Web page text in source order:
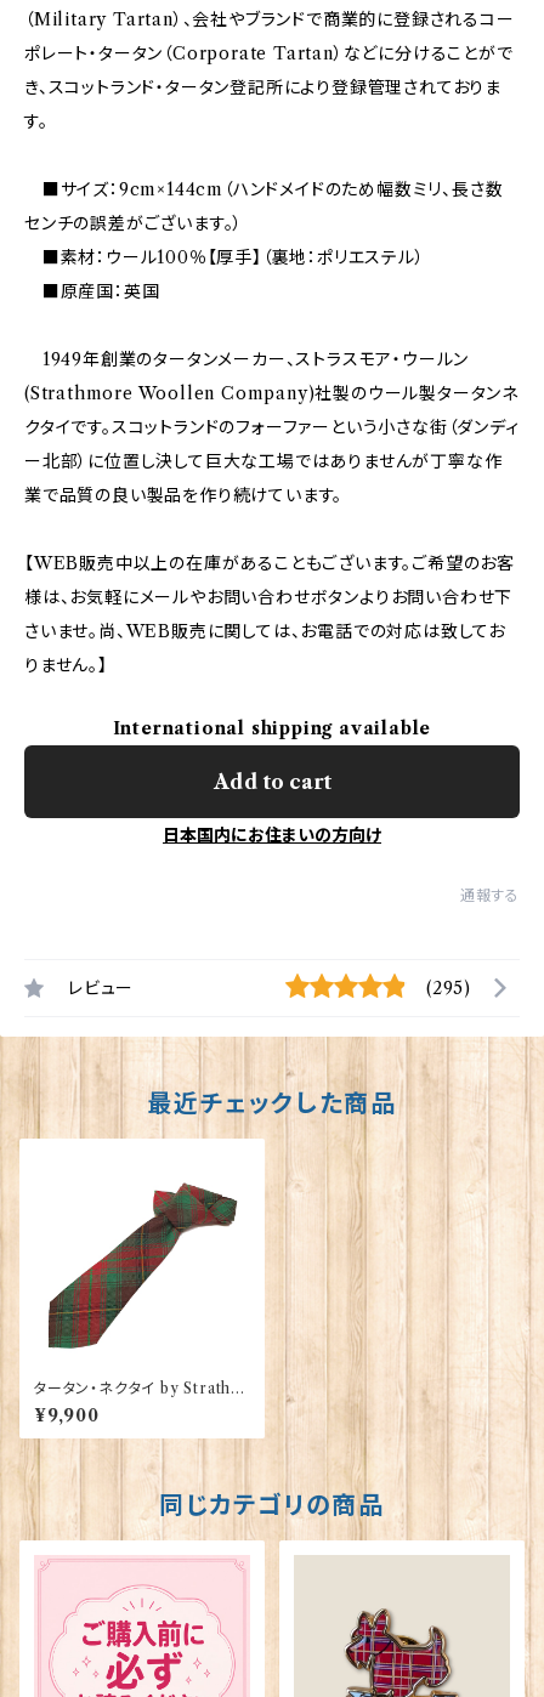
（Military Tartan）、会社やブランドで商業的に登録されるコー
ポレート・タータン（Corporate Tartan）などに分けることがで
き、スコットランド・タータン登記所により登録管理されておりま
す。
■サイズ：9cm×144cm（ハンドメイドのため幅数ミリ、長さ数
センチの誤差がございます。）
■素材：ウール100％【厚手】（裏地：ポリエステル）
■原産国：英国
1949年創業のタータンメーカー、ストラスモア・ウールン
(Strathmore Woollen Company)社製のウール製タータンネ
クタイです。スコットランドのフォーファーという小さな街（ダンディ
ー北部）に位置し決して巨大な工場ではありませんが丁寧な作
業で品質の良い製品を作り続けています。
【WEB販売中以上の在庫があることもございます。ご希望のお客
様は、お気軽にメールやお問い合わせボタンよりお問い合わせ下
さいませ。尚、WEB販売に関しては、お電話での対応は致してお
りません。】
International shipping available
Add to cart
日本国内にお住まいの方向け
通報する
レビュー (295)
最近チェックした商品
タータン・ネクタイ by Strathm
ore【Strathmore】00092-0
88
¥9,900
同じカテゴリの商品